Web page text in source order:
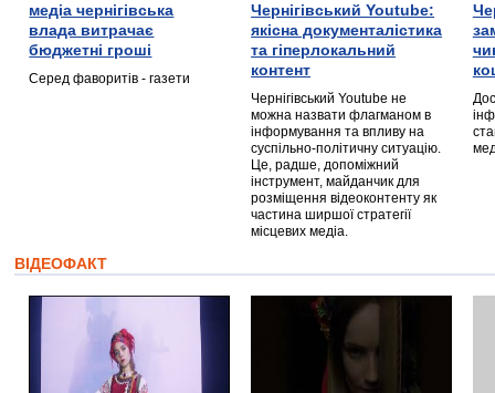
медіа чернігівська
влада витрачає
бюджетні гроші
Серед фаворитів - газети
Чернігівський Youtube:
якісна документалістика
та гіперлокальний
контент
Чернігівський Youtube не
можна назвати флагманом в
інформування та впливу на
суспільно-політичну ситуацію.
Це, радше, допоміжний
інструмент, майданчик для
розміщення відеоконтенту як
частина ширшої стратегії
місцевих медіа.
ВІДЕОФАКТ